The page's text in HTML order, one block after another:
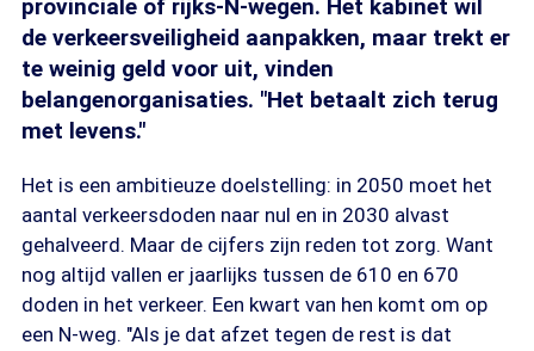
provinciale of rijks-N-wegen. Het kabinet wil
de verkeersveiligheid aanpakken, maar trekt er
te weinig geld voor uit, vinden
belangenorganisaties. "Het betaalt zich terug
met levens."
Het is een ambitieuze doelstelling: in 2050 moet het
aantal verkeersdoden naar nul en in 2030 alvast
gehalveerd. Maar de cijfers zijn reden tot zorg. Want
nog altijd vallen er jaarlijks tussen de 610 en 670
doden in het verkeer. Een kwart van hen komt om op
een N-weg. "Als je dat afzet tegen de rest is dat